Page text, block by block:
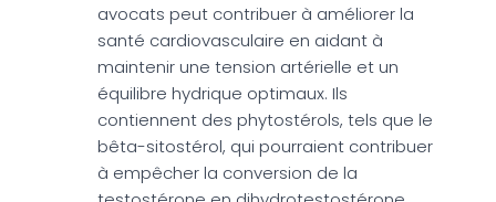
avocats peut contribuer à améliorer la
santé cardiovasculaire en aidant à
maintenir une tension artérielle et un
équilibre hydrique optimaux. Ils
contiennent des phytostérols, tels que le
bêta-sitostérol, qui pourraient contribuer
à empêcher la conversion de la